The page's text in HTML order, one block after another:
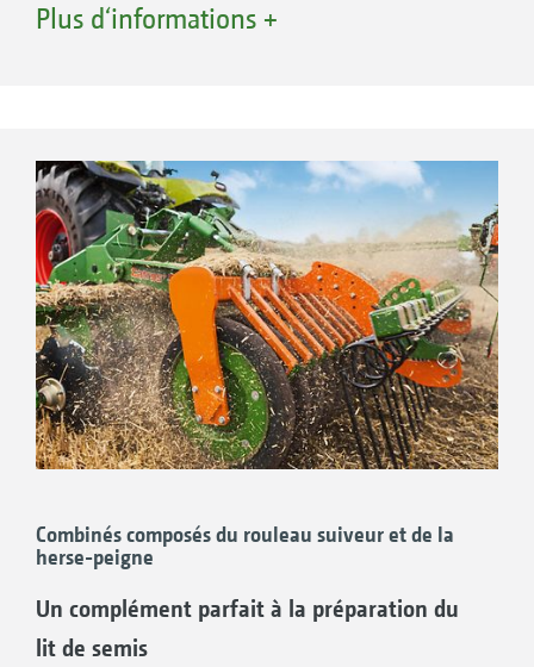
Tous les rouleaux de rappui des déchaumeurs
à disques indépendants AMAZONE sont
équipés de tourillons de paliers vissés. Ainsi
minimum en cas de dommages. Les robustes
fiabilité élevée et une longévité importante.
Plus d‘informations +
Combinés composés du rouleau suiveur et de la
herse-peigne
Un complément parfait à la préparation du
lit de semis